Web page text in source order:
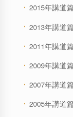
2015年講道
2013年講道篇
2011年講道篇
2009年講道篇
2007年講道篇
2005年講道篇